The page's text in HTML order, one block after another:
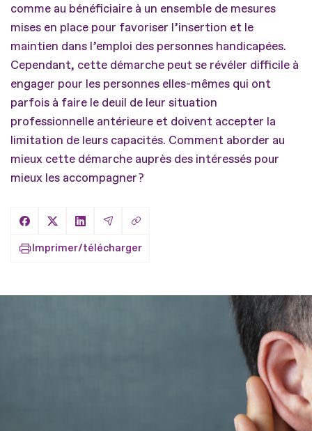
comme au bénéficiaire à un ensemble de mesures
mises en place pour favoriser l’insertion et le
maintien dans l’emploi des personnes handicapées.
Cependant, cette démarche peut se révéler difficile à
engager pour les personnes elles-mêmes qui ont
parfois à faire le deuil de leur situation
professionnelle antérieure et doivent accepter la
limitation de leurs capacités. Comment aborder au
mieux cette démarche auprès des intéressés pour
mieux les accompagner ?
Partager sur Facebook
Partager sur X
Partager sur LinkedIn
Partager par Email
Copier le lien
Imprimer/télécharger